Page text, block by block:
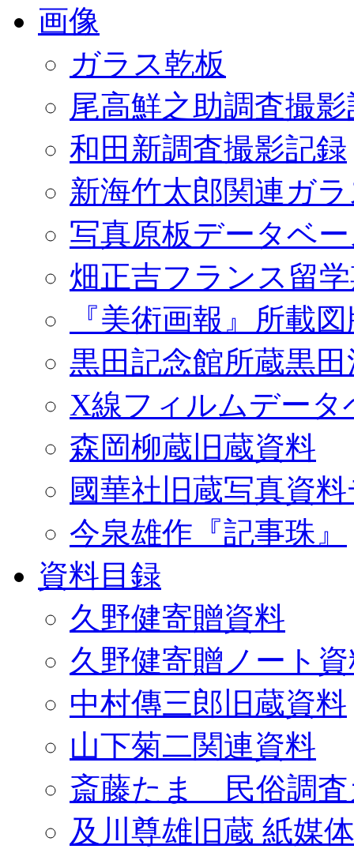
画像
ガラス乾板
尾高鮮之助調査撮
和田新調査撮影記録
新海竹太郎関連ガ
写真原板データベ
畑正吉フランス留
『美術画報』所載
黒田記念館所蔵黒
X線フィルムデータ
森岡柳蔵旧蔵資料
國華社旧蔵写真資
今泉雄作『記事珠』
資料目録
久野健寄贈資料
久野健寄贈ノート
中村傳三郎旧蔵資料
山下菊二関連資料
斎藤たま 民俗調査
及川尊雄旧蔵 紙媒